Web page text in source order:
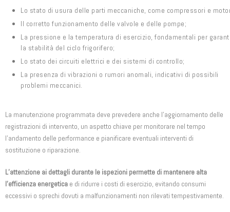
Lo stato di usura delle parti meccaniche, come compressori e
Il corretto funzionamento delle valvole e delle pompe;
La pressione e la temperatura di esercizio, fondamentali per
la stabilità del ciclo frigorifero;
Lo stato dei circuiti elettrici e dei sistemi di controllo;
La presenza di vibrazioni o rumori anomali, indicativi di possibili
problemi meccanici.
La manutenzione programmata deve prevedere anche l’aggiornamento delle
registrazioni di intervento, un aspetto chiave per monitorare nel tempo
l’andamento delle performance e pianificare eventuali interventi di
sostituzione o riparazione.
L’attenzione ai dettagli durante le ispezioni permette di mantenere alta
l’efficienza energetica e di ridurre i costi di esercizio, evitando consumi
eccessivi o sprechi dovuti a malfunzionamenti non rilevati tempestivamente.